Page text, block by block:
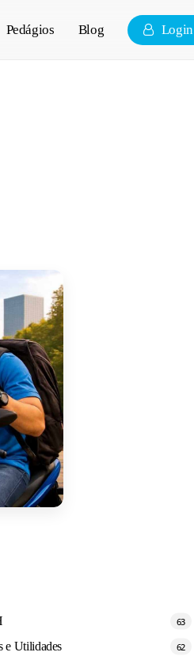
Pedágios Blog Login
63
e Utilidades 62